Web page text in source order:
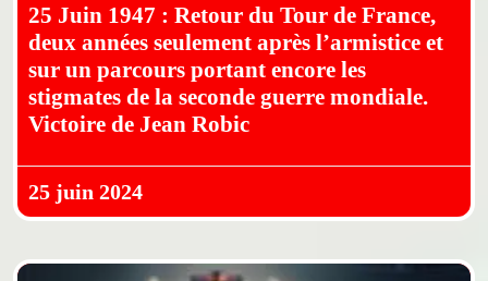
25 Juin 1947 : Retour du Tour de France,
deux années seulement après l’armistice et
sur un parcours portant encore les
stigmates de la seconde guerre mondiale.
Victoire de Jean Robic
25 juin 2024